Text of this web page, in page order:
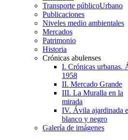
Transporte públicoUrbano
Publicaciones
Niveles medio ambientales
Mercados
Patrimonio
Historia
Crónicas abulenses
I. Crónicas urbanas.
1958
II. Mercado Grande
III. La Muralla en la
mirada
IV. Ávila ajardinada
blanco y negro
Galería de imágenes